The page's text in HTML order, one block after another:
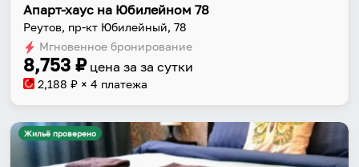
Апарт-хаус на Юбилейном 78
Реутов, пр-кт Юбилейный, 78
Мгновенное бронирование
8,753 ₽ цена за за сутки
2,188 ₽ × 4 платежа
Жильё проверено